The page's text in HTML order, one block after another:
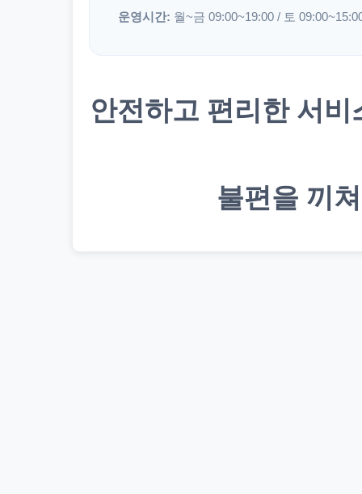
운영시간: 월~금 09:00~19:00 / 토
안전하고 편리한 서
불편을 끼